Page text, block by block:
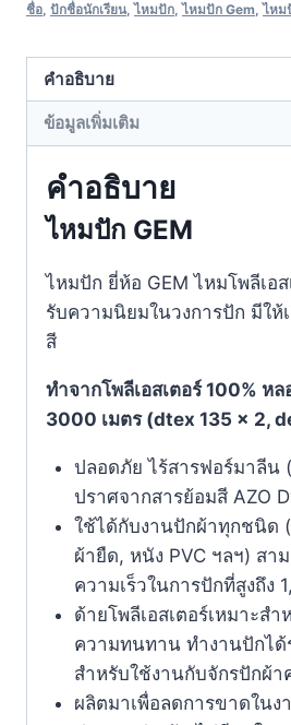
ชื่อ, ปักชื่อนักเรียน,ไหมปัก,ไหมปัก Gem,ไหม
คำอธิบาย
ข้อมูลเพิ่มเติม
คำอธิบาย
ไหมปัก GEM
ไหมปัก ยี่ห้อ GEM ไหมโพลีเอ
รับความนิยมในวงการปัก มีให้
สี
ทำจากโพลีเอสเตอร์ 100% ห
3000 เมตร (dtex 135 x 2,
ปลอดภัย ไร้สารฟอร์มาลีน (
ปราศจากสารย้อมสี AZO
ใช้ได้กับงานปักผ้าทุกชนิด
ผ้ายืด, หนัง PVC ฯลฯ) สา
ความเร็วในการปักที่สูงถึง
ด้ายโพลีเอสเตอร์เหมาะส
ความทนทาน ทำงานปักได้
สำหรับใช้งานกับจักรปักผ้า
ผลิตมาเพื่อลดการขาดใน